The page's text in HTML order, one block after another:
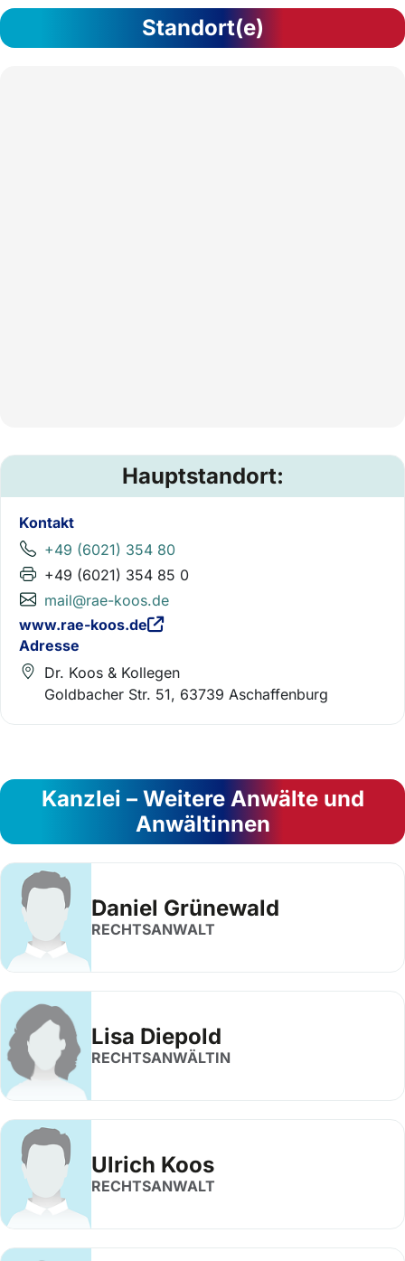
Standort(e)
Hauptstandort:
Kontakt
+49 (6021) 354 80
+49 (6021) 354 85 0
mail@rae-koos.de
www.rae-koos.de
Adresse
Dr. Koos & Kollegen
Goldbacher Str. 51, 63739 Aschaffenburg
Kanzlei – Weitere Anwälte und
Anwältinnen
Daniel Grünewald
RECHTSANWALT
Lisa Diepold
RECHTSANWÄLTIN
Ulrich Koos
RECHTSANWALT